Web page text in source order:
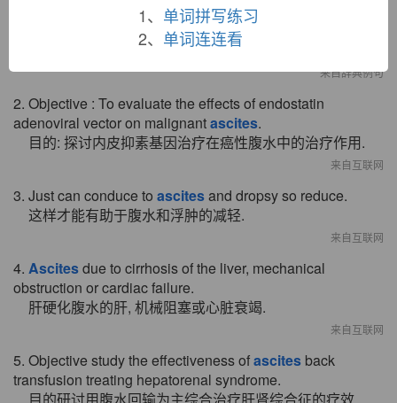
100 % through 2 min. of UV.
其融合艾式腹水细胞能力在紫外线照射到2分钟保持为百
来自辞典例句
2. Objective : To evaluate the effects of endostatin
adenoviral vector on malignantascites.
目的: 探讨内皮抑素基因治疗在癌性腹水中的治疗作用.
来自互联网
3. Just can conduce to ascitesand dropsy so reduce.
这样才能有助于腹水和浮肿的减轻.
来自互联网
4. Ascitesdue to cirrhosis of the liver, mechanical
obstruction or cardiac failure.
肝硬化腹水的肝, 机械阻塞或心脏衰竭.
来自互联网
5. Objective study the effectiveness ofascites back
transfusion treating hepatorenal syndrome.
1、 单词拼写练习
2、 单词连连看